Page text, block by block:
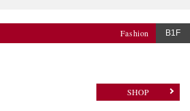
Fashion B1F
SHOP